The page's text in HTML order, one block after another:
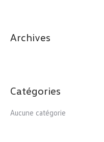
Archives
Catégories
Aucune catégorie